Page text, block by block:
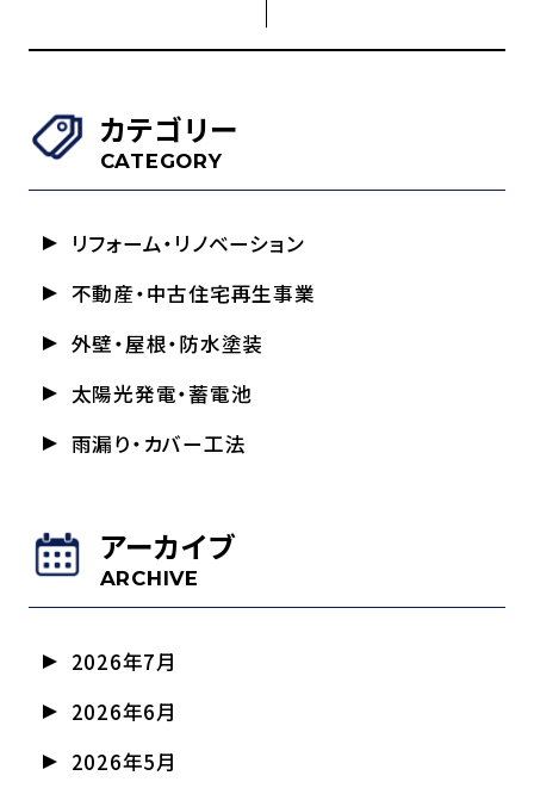
カテゴリー
CATEGORY
リフォーム・リノベーション
不動産・中古住宅再生事業
外壁・屋根・防水塗装
太陽光発電・蓄電池
雨漏り・カバー工法
アーカイブ
ARCHIVE
2026年7月
2026年6月
2026年5月